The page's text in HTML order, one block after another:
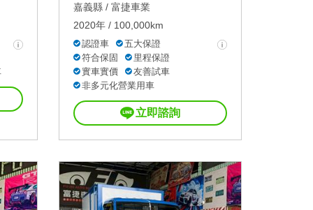
嘉義縣 / 富捷車業
2020年 / 100,000km
認證車
五大保證
符合保固
里程保證
實車實價
友善試車
非多元化營業用車
立即諮詢